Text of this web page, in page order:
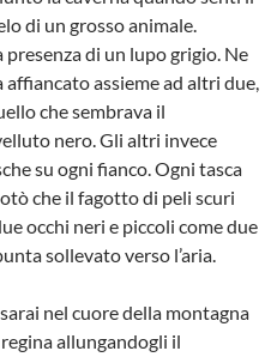
di un grosso animale.
di un lupo grigio. Ne
assieme ad altri due,
che sembrava il
nero. Gli altri invece
su ogni fianco. Ogni tasca
che il fagotto di peli scuri
occhi neri e piccoli come due
sollevato verso l’aria.
nel cuore della montagna
allungandogli il